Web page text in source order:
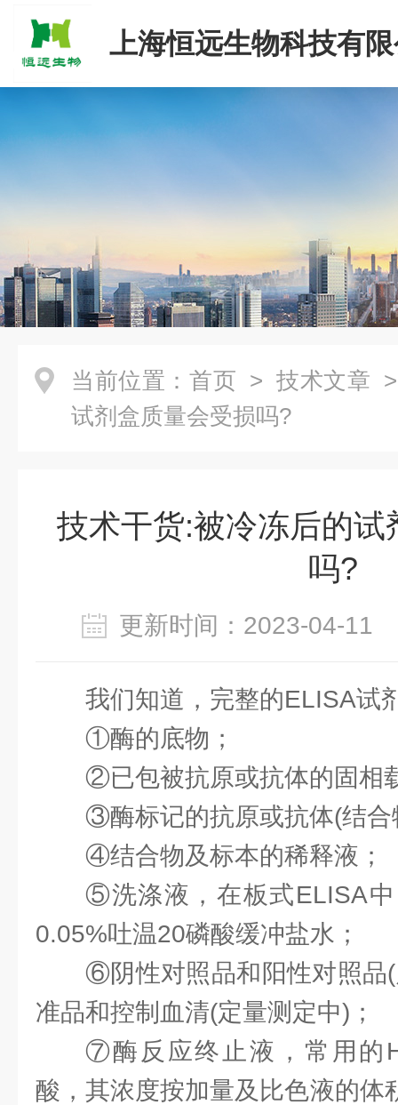
上海恒远生物科技有
当前位置： 首页 > 技术文章
试剂盒质量会受损吗?
技术干货:被冷冻后的试
吗?
更新时间：2023-04-
我们知道，完整的ELISA试
①酶的底物；
②已包被抗原或抗体的固相
③酶标记的抗原或抗体(结合
④结合物及标本的稀释液；
⑤洗涤液，在板式ELISA
0.05%吐温20磷酸缓冲盐水；
⑥阴性对照品和阳性对照品
准品和控制血清(定量测定中)；
⑦酶反应终止液，常用的
酸，其浓度按加量及比色液的体